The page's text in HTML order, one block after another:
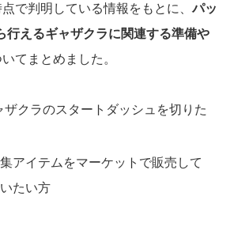
で判明している情報をもとに、パッ
行えるギャザクラに関連する準備や
てまとめました。
ザクラのスタートダッシュを切りた
アイテムをマーケットで販売して
たい方